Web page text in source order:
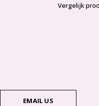
Vergelijk
EMAIL US